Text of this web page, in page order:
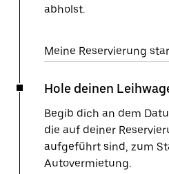
abholst.
Meine Reservierung
Hole deinen
Begib dich an dem
die auf deiner
aufgeführt sind, zum
Autovermietung.